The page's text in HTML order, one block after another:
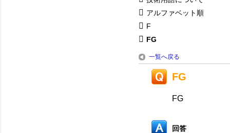
アルファベット順
F
FG
一覧へ戻る
FG
FG
回答